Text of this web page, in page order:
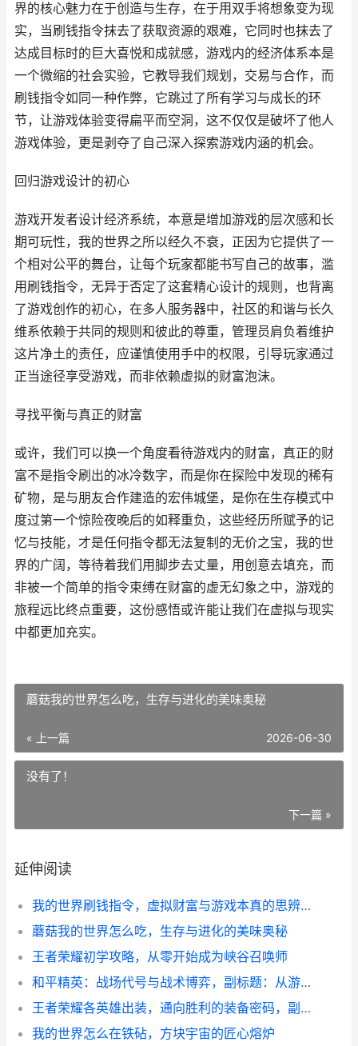
界的核心魅力在于创造与生存，在于用双手将想象变为现
实，当刷钱指令抹去了获取资源的艰难，它同时也抹去了
达成目标时的巨大喜悦和成就感，游戏内的经济体系本是
一个微缩的社会实验，它教导我们规划，交易与合作，而
刷钱指令如同一种作弊，它跳过了所有学习与成长的环
节，让游戏体验变得扁平而空洞，这不仅仅是破坏了他人
游戏体验，更是剥夺了自己深入探索游戏内涵的机会。
回归游戏设计的初心
游戏开发者设计经济系统，本意是增加游戏的层次感和长
期可玩性，我的世界之所以经久不衰，正因为它提供了一
个相对公平的舞台，让每个玩家都能书写自己的故事，滥
用刷钱指令，无异于否定了这套精心设计的规则，也背离
了游戏创作的初心，在多人服务器中，社区的和谐与长久
维系依赖于共同的规则和彼此的尊重，管理员肩负着维护
这片净土的责任，应谨慎使用手中的权限，引导玩家通过
正当途径享受游戏，而非依赖虚拟的财富泡沫。
寻找平衡与真正的财富
或许，我们可以换一个角度看待游戏内的财富，真正的财
富不是指令刷出的冰冷数字，而是你在探险中发现的稀有
矿物，是与朋友合作建造的宏伟城堡，是你在生存模式中
度过第一个惊险夜晚后的如释重负，这些经历所赋予的记
忆与技能，才是任何指令都无法复制的无价之宝，我的世
界的广阔，等待着我们用脚步去丈量，用创意去填充，而
非被一个简单的指令束缚在财富的虚无幻象之中，游戏的
旅程远比终点重要，这份感悟或许能让我们在虚拟与现实
中都更加充实。
蘑菇我的世界怎么吃，生存与进化的美味奥秘
« 上一篇 2026-06-30
没有了！
下一篇 »
延伸阅读
我的世界刷钱指令，虚拟财富与游戏本真的思辨副标题
蘑菇我的世界怎么吃，生存与进化的美味奥秘
王者荣耀初学攻略，从零开始成为峡谷召唤师
和平精英：战场代号与战术博弈，副标题：从游戏ID解读生存哲学
王者荣耀各英雄出装，通向胜利的装备密码，副标题，资深玩家的实战心得分享
我的世界怎么在铁砧，方块宇宙的匠心熔炉